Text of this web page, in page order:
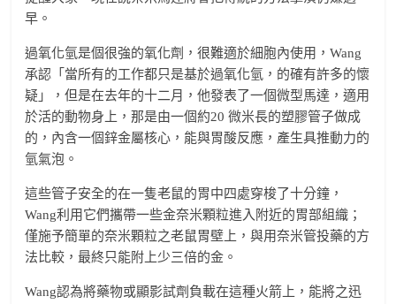
早。
過氧化氫是個很強的氧化劑，很難適於細胞內使用，Wang
承認「當所有的工作都只是基於過氧化氫，的確有許多的懷
疑」，但是在去年的十二月，他發表了一個微型馬達，適用
於活的動物身上，那是由一個約20 微米長的塑膠管子做成
的，內含一個鋅金屬核心，能與胃酸反應，產生具推動力的
氫氣泡。
這些管子安全的在一隻老鼠的胃中四處穿梭了十分鐘，
Wang利用它們攜帶一些金奈米顆粒進入附近的胃部組織；
僅施予簡單的奈米顆粒之老鼠胃壁上，與用奈米管投藥的方
法比較，最終只能附上少三倍的金。
Wang認為將藥物或顯影試劑負載在這種火箭上，能將之迅